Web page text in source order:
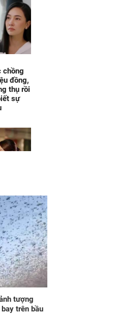
chồng
đồng,
thụ rồi
sự
mẹ
không
tục
7 năm
tượng
trên bầu